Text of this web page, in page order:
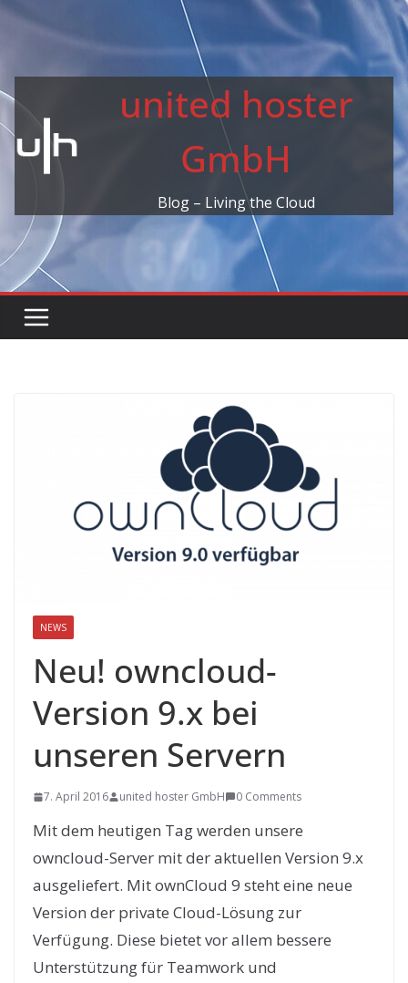
Skip
united hoster
GmbH
Blog – Living the Cloud
NEWS
Neu! owncloud-
Version 9.x bei
unseren Servern
7. April 2016 united hoster GmbH 0 Comments
Mit dem heutigen Tag werden unsere
owncloud-Server mit der aktuellen Version 9.x
ausgeliefert. Mit ownCloud 9 steht eine neue
Version der private Cloud-Lösung zur
Verfügung. Diese bietet vor allem bessere
Unterstützung für Teamwork und